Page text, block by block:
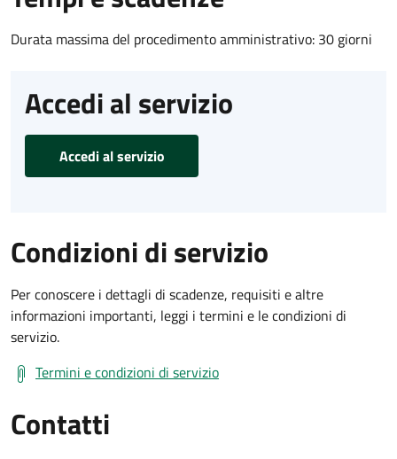
Durata massima del procedimento amministrativo: 30 giorni
Accedi al servizio
Accedi al servizio
Condizioni di servizio
Per conoscere i dettagli di scadenze, requisiti e altre
informazioni importanti, leggi i termini e le condizioni di
servizio.
Termini e condizioni di servizio
Contatti